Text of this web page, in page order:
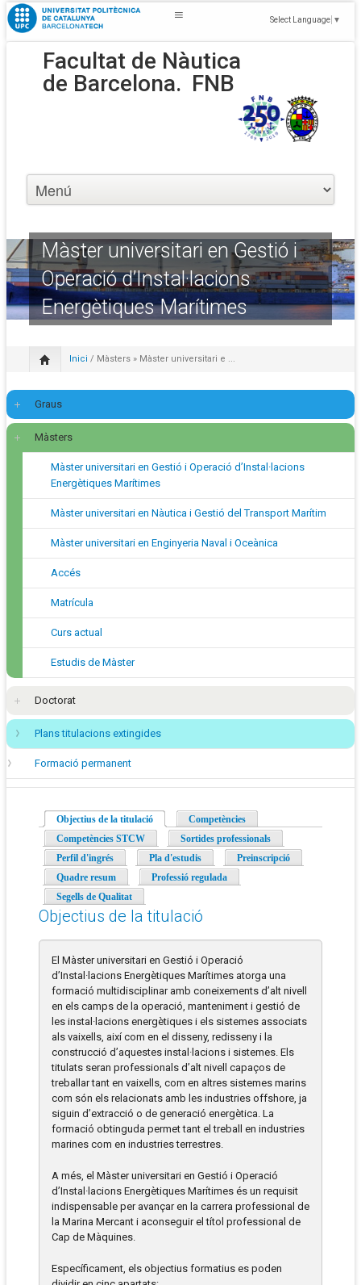
Select Language ▼
Facultat de Nàutica
de Barcelona. FNB
Màster universitari en Gestió i
Operació d’Instal·lacions
Energètiques Marítimes
Inici / Màsters » Màster universitari e ...
Graus
Màsters
Màster universitari en Gestió i Operació d’Instal·lacions
Energètiques Marítimes
Màster universitari en Nàutica i Gestió del Transport Marítim
Màster universitari en Enginyeria Naval i Oceànica
Accés
Matrícula
Curs actual
Estudis de Màster
Doctorat
Plans titulacions extingides
Formació permanent
Objectius de la titulació (pestanya activa)
Competències
Competències STCW
Sortides professionals
Perfil d'ingrés
Pla d'estudis
Preinscripció
Quadre resum
Professió regulada
Segells de Qualitat
Objectius de la titulació
El Màster universitari en Gestió i Operació
d’Instal·lacions Energètiques Marítimes atorga una
formació multidisciplinar amb coneixements d’alt nivell
en els camps de la operació, manteniment i gestió de
les instal·lacions energètiques i els sistemes associats
als vaixells, així com en el disseny, redisseny i la
construcció d’aquestes instal·lacions i sistemes. Els
titulats seran professionals d’alt nivell capaços de
treballar tant en vaixells, com en altres sistemes marins
com són els relacionats amb les industries offshore, ja
siguin d’extracció o de generació energètica. La
formació obtinguda permet tant el treball en industries
marines com en industries terrestres.
A més, el Màster universitari en Gestió i Operació
d’Instal·lacions Energètiques Marítimes és un requisit
indispensable per avançar en la carrera professional de
la Marina Mercant i aconseguir el títol professional de
Cap de Màquines.
Específicament, els objectius formatius es poden